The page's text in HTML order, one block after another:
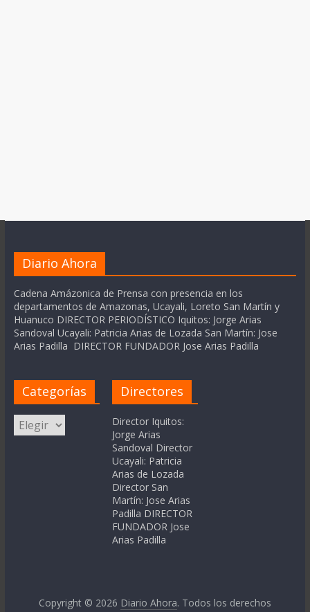
Diario Ahora
Cadena Amázonica de Prensa con presencia en los
departamentos de Amazonas, Ucayali, Loreto San Martín y
Huanuco DIRECTOR PERIODÍSTICO Iquitos: Jorge Arias
Sandoval Ucayali: Patricia Arias de Lozada San Martín: Jose
Arias Padilla DIRECTOR FUNDADOR Jose Arias Padilla
Categorías
Categorías
Directores
Director Iquitos:
Jorge Arias
Sandoval Director
Ucayali: Patricia
Arias de Lozada
Director San
Martín: Jose Arias
Padilla DIRECTOR
FUNDADOR Jose
Arias Padilla
Copyright © 2026 Diario Ahora. Todos los derechos